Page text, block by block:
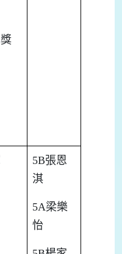
5B張恩
淇
5A梁樂
怡